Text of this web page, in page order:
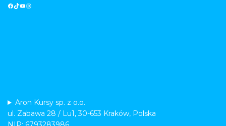
Aron Kursy sp. z o.o.
ul. Zabawa 28 / Lu1, 30-653 Kraków, Polska